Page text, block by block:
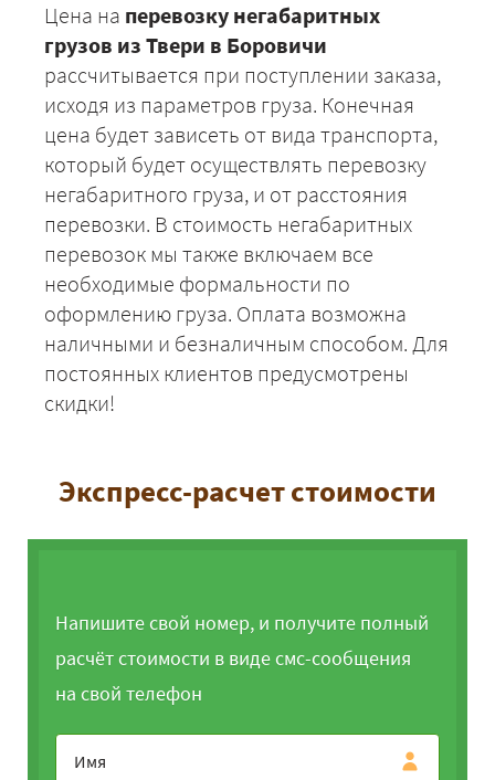
Цена на перевозку негабаритных
грузов из Твери в Боровичи
рассчитывается при поступлении заказа,
исходя из параметров груза. Конечная
цена будет зависеть от вида транспорта,
который будет осуществлять перевозку
негабаритного груза, и от расстояния
перевозки. В стоимость негабаритных
перевозок мы также включаем все
необходимые формальности по
оформлению груза. Оплата возможна
наличными и безналичным способом. Для
постоянных клиентов предусмотрены
скидки!
Экспресс-расчет стоимости
Напишите свой номер, и получите полный
расчёт стоимости в виде смс-сообщения
на свой телефон